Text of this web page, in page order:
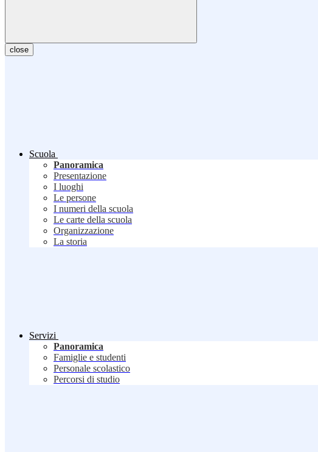
close
Scuola
Panoramica
Presentazione
I luoghi
Le persone
I numeri della scuola
Le carte della scuola
Organizzazione
La storia
Servizi
Panoramica
Famiglie e studenti
Personale scolastico
Percorsi di studio